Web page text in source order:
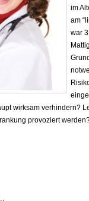
im
am
war
wirksam verhindern?
provoziert